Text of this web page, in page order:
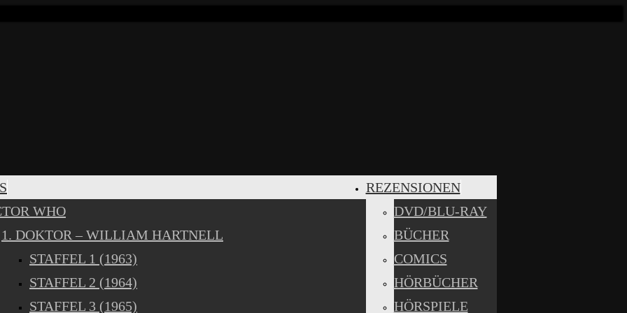
WHO
1. DOKTOR – WILLIAM HARTNELL
STAFFEL 1 (1963)
STAFFEL 2 (1964)
STAFFEL 3 (1965)
REZENSIONEN
DVD/BLU-RAY
BÜCHER
COMICS
HÖRBÜCHER
HÖRSPIELE